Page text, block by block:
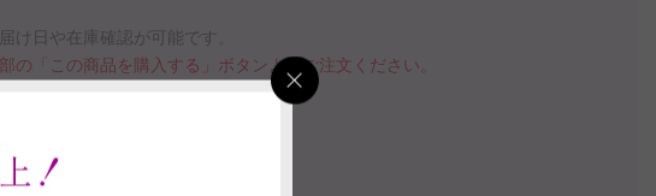
け日や在庫確認が可能です。
の「この商品を購入する」ボタンよりご注文ください。
についての案内動画
！